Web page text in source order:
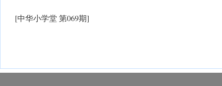
[中华小学堂 第069期]